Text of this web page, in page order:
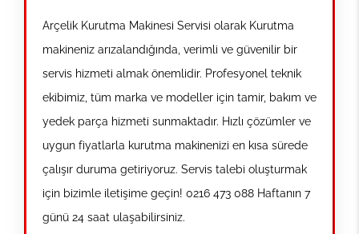
Arçelik Kurutma Makinesi Servisi olarak Kurutma
makineniz arızalandığında, verimli ve güvenilir bir
servis hizmeti almak önemlidir. Profesyonel teknik
ekibimiz, tüm marka ve modeller için tamir, bakım ve
yedek parça hizmeti sunmaktadır. Hızlı çözümler ve
uygun fiyatlarla kurutma makinenizi en kısa sürede
çalışır duruma getiriyoruz. Servis talebi oluşturmak
için bizimle iletişime geçin! 0216 473 088 Haftanın 7
günü 24 saat ulaşabilirsiniz.